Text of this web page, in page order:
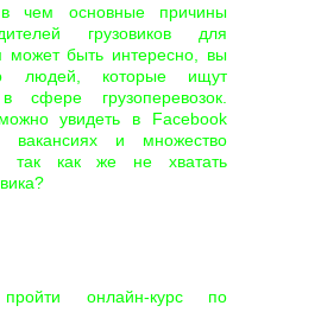
в чем основные причины
грузовиков для
может быть интересно, вы
людей, которые ищут
сфере грузоперевозок.
увидеть в Facebook
и множество
так как же не хватать
онлайн-курс по